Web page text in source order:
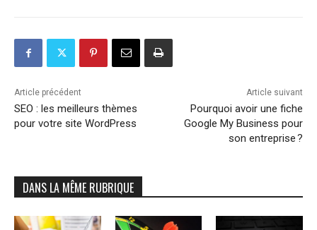
Article précédent
SEO : les meilleurs thèmes
pour votre site WordPress
Article suivant
Pourquoi avoir une fiche
Google My Business pour
son entreprise ?
DANS LA MÊME RUBRIQUE